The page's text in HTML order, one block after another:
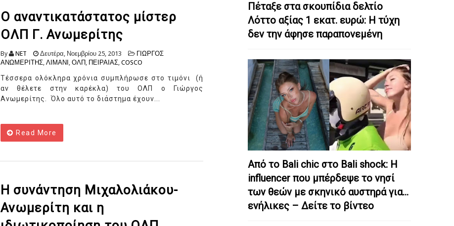
Ο αναντικατάστατος μίστερ
ΟΛΠ Γ. Ανωμερίτης
By NET Δευτέρα, Νοεμβρίου 25, 2013
ΓΙΩΡΓΟΣ
ΑΝΩΜΕΡΙΤΗΣ, ΛΙΜΑΝΙ , ΟΛΠ, ΠΕΙΡΑΙΑΣ, COSCO
Τέσσερα ολόκληρα χρόνια συμπλήρωσε στο τιμόνι (ή
αν θέλετε στην καρέκλα) του ΟΛΠ ο Γιώργος
Ανωμερίτης. Όλο αυτό το διάστημα έχουν...
Read More
Η συνάντηση Μιχαλολιάκου-
Ανωμερίτη και η
Πέταξε στα σκουπίδια δελτίο
Λόττο αξίας 1 εκατ. ευρώ: Η τύχη
δεν την άφησε παραπονεμένη
Από το Bali chic στο Bali shock: Η
influencer που μπέρδεψε το νησί
των θεών με σκηνικό αυστηρά για…
ενήλικες – Δείτε το βίντεο